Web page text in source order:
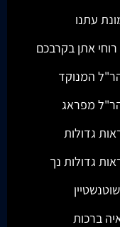
עתנו
אתן בקרבכם
המנוקד
מפראג
גדולות
גדולות נך
ברכות